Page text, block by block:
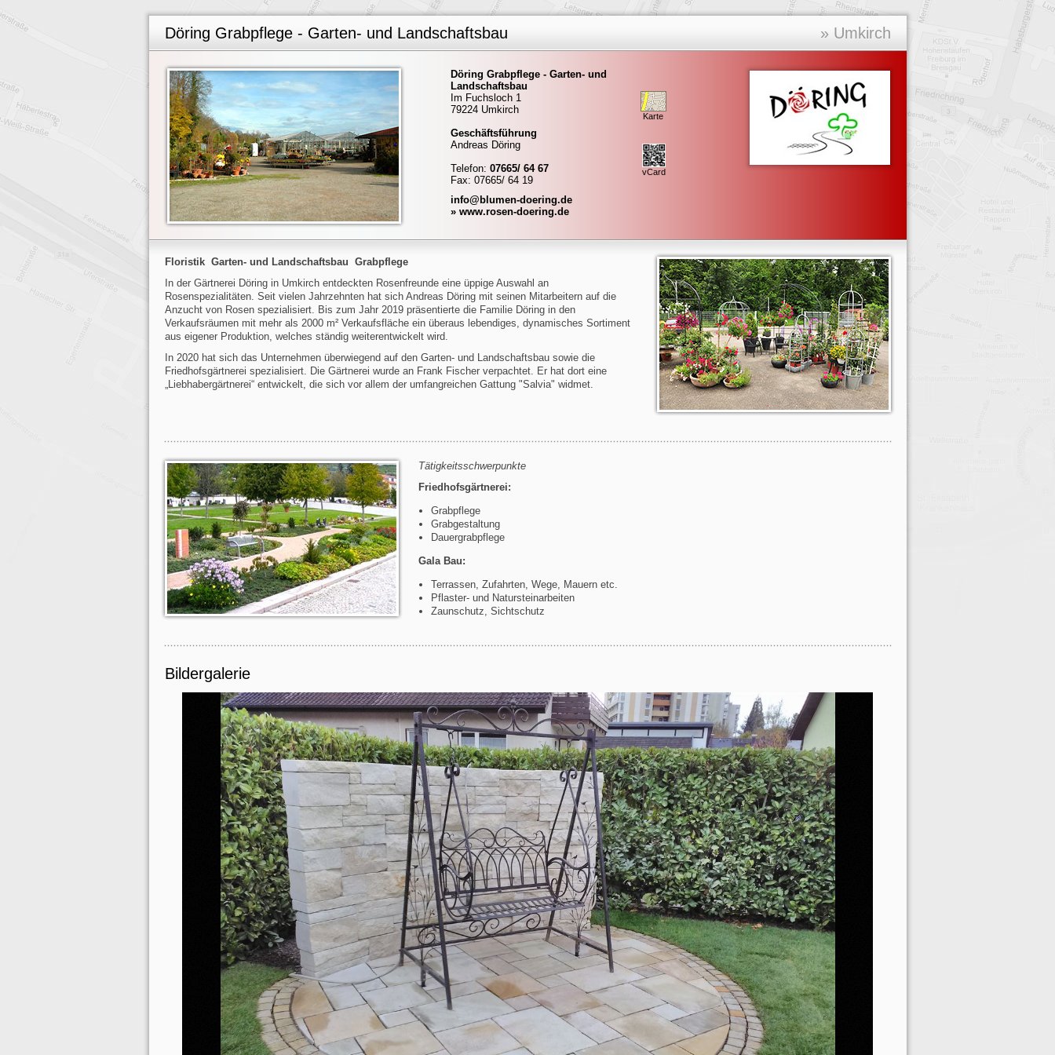
Döring Grabpflege - Garten- und Landschaftsbau » Umkirch
Döring Grabpflege - Garten- und
Landschaftsbau
Im Fuchsloch 1
79224 Umkirch
Karte
Geschäftsführung
Andreas Döring
Telefon: 07665/ 64 67
Fax: 07665/ 64 19
info@blumen-doering.de
» www.rosen-doering.de
vCard
Floristik Garten- und Landschaftsbau Grabpflege
In der Gärtnerei Döring in Umkirch entdeckten Rosenfreunde eine üppige Auswahl an
Rosenspezialitäten. Seit vielen Jahrzehnten hat sich Andreas Döring mit seinen Mitarbeitern auf die
Anzucht von Rosen spezialisiert. Bis zum Jahr 2019 präsentierte die Familie Döring in den
Verkaufsräumen mit mehr als 2000 m² Verkaufsfläche ein überaus lebendiges, dynamisches Sortiment
aus eigener Produktion, welches ständig weiterentwickelt wird.
In 2020 hat sich das Unternehmen überwiegend auf den Garten- und Landschaftsbau sowie die
Friedhofsgärtnerei spezialisiert. Die Gärtnerei wurde an Frank Fischer verpachtet. Er hat dort eine
„Liebhabergärtnerei“ entwickelt, die sich vor allem der umfangreichen Gattung "Salvia" widmet.
Tätigkeitsschwerpunkte
Friedhofsgärtnerei:
Grabpflege
Grabgestaltung
Dauergrabpflege
Gala Bau:
Terrassen, Zufahrten, Wege, Mauern etc.
Pflaster- und Natursteinarbeiten
Zaunschutz, Sichtschutz
Bildergalerie